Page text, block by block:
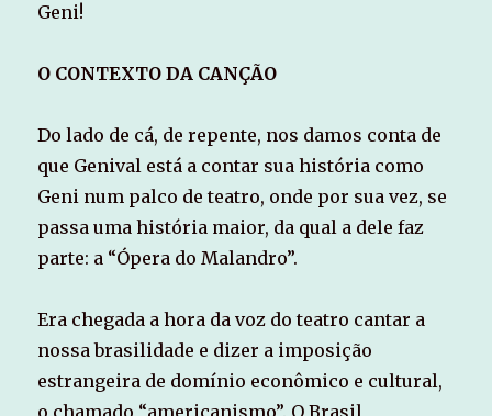
Geni!
O CONTEXTO DA CANÇÃO
Do lado de cá, de repente, nos damos conta de
que Genival está a contar sua história como
Geni num palco de teatro, onde por sua vez, se
passa uma história maior, da qual a dele faz
parte: a “Ópera do Malandro”.
Era chegada a hora da voz do teatro cantar a
nossa brasilidade e dizer a imposição
estrangeira de domínio econômico e cultural,